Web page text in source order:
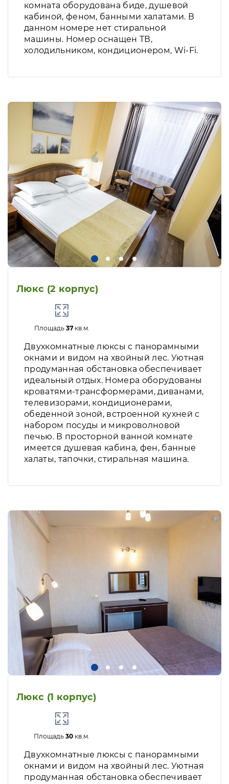
комната оборудована биде, душевой
кабиной, феном, банными халатами. В
данном номере нет стиральной
машины. Номер оснащен ТВ,
холодильником, кондиционером, Wi-Fi.
Люкс (2 корпус)
Площадь 37кв.м.
Двухкомнатные люксы с панорамными
окнами и видом на хвойный лес. Уютная
продуманная обстановка обеспечивает
идеальный отдых. Номера оборудованы
кроватями-трансформерами, диванами,
телевизорами, кондиционерами,
обеденной зоной, встроенной кухней с
набором посуды и микроволновой
печью. В просторной ванной комнате
имеется душевая кабина, фен, банные
халаты, тапочки, стиральная машина.
Люкс (1 корпус)
Площадь30 кв.м.
Двухкомнатные люксы с панорамными
окнами и видом на хвойный лес. Уютная
продуманная обстановка обеспечивает